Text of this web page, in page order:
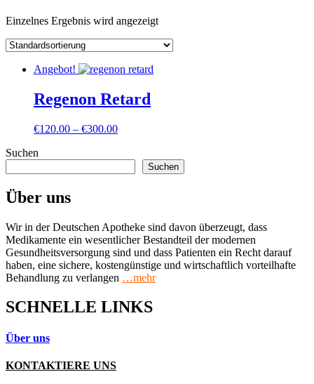
Einzelnes Ergebnis wird angezeigt
Angebot!
Regenon Retard
€120.00 – €300.00Preisspanne:
€300.00
Suchen
Suchen
Über uns
Wir in der Deutschen Apotheke sind davon überzeugt, dass
Medikamente ein wesentlicher Bestandteil der modernen
Gesundheitsversorgung sind und dass Patienten ein Recht darauf
haben, eine sichere, kostengünstige und wirtschaftlich vorteilhafte
Behandlung zu verlangen …mehr
SCHNELLE LINKS
Über uns
KONTAKTIERE UNS